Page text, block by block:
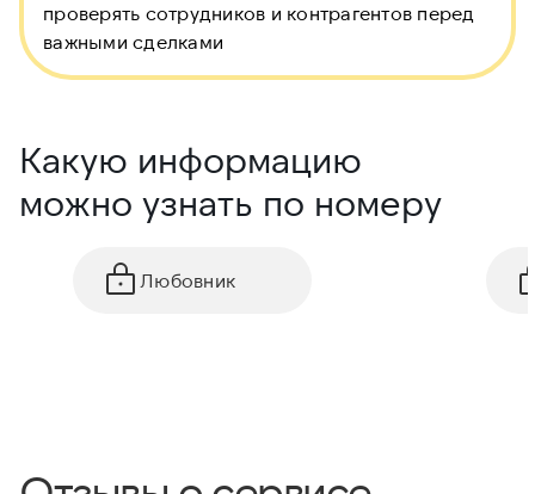
проверять сотрудников и контрагентов перед
важными сделками
Какую информацию
можно узнать по номеру
Любовник